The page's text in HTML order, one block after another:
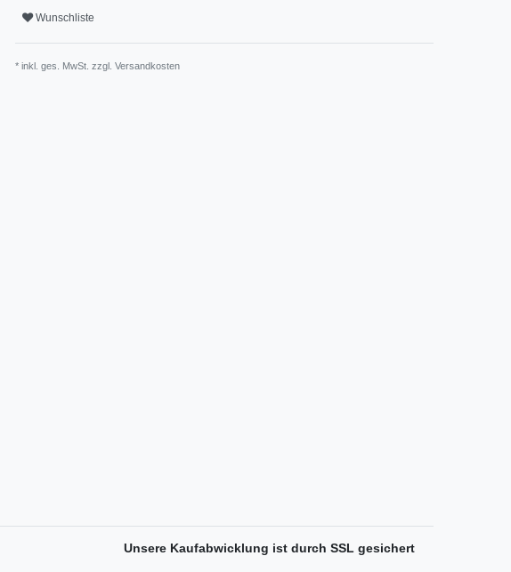
Wunschliste
* inkl. ges. MwSt. zzgl. Versandkosten
Unsere Kaufabwicklung ist durch SSL gesichert